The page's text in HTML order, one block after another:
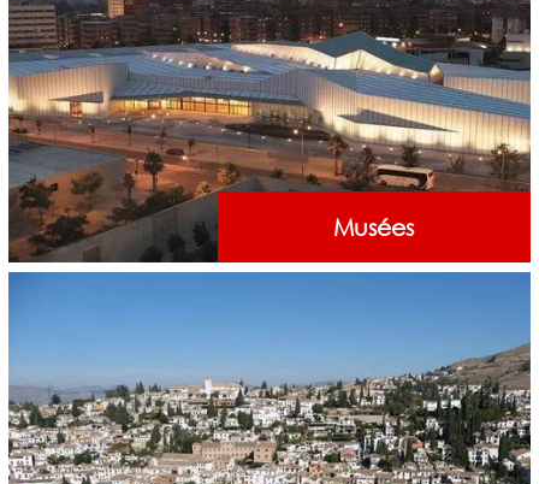
Musées